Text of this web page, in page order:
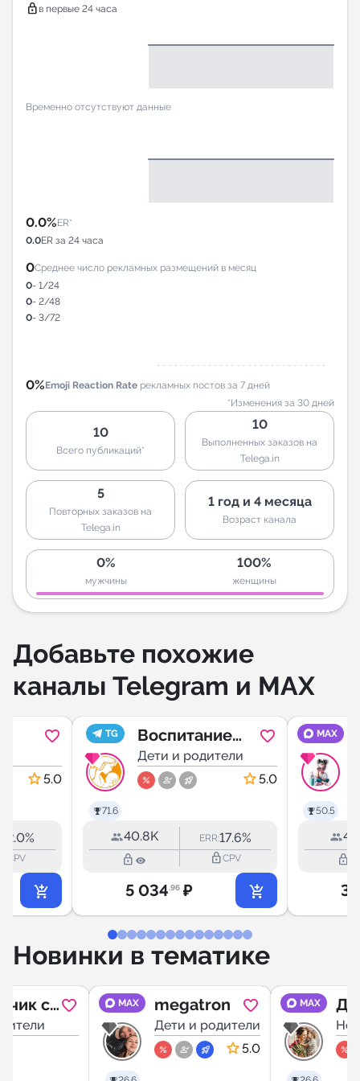
lock в первые 24 часа
Временно отсутствуют данные
0.0%ER*
0.0ER за 24 часа
0Среднее число рекламных размещений в месяц
0- 1/24
0- 2/48
0- 3/72
0%Emoji Reaction Rate рекламных постов за 7 дней
*Изменения за 30 дней
10
Всего публикаций*
10
Выполненных заказов на
Telega.in
5
Повторных заказов на
Telega.in
1 год и 4 месяца
Возраст канала
0%
мужчины
100%
женщины
Добавьте похожие
каналы Telegram и MAX
5.0
2.0%
CPV
TG
71.6
Воспитание
без паники
Дети и родители
5.0
40.8K ERR:17.6%
lock_outline lock_outlineCPV
5 034.96 ₽
MAX
50.5
lock_outline
3
Новинки в тематике
с
MAX megatron
Дети и родители
5.0
MAX